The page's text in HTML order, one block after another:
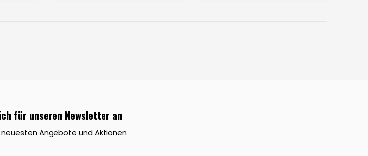
für unseren Newsletter an
neuesten Angebote und Aktionen